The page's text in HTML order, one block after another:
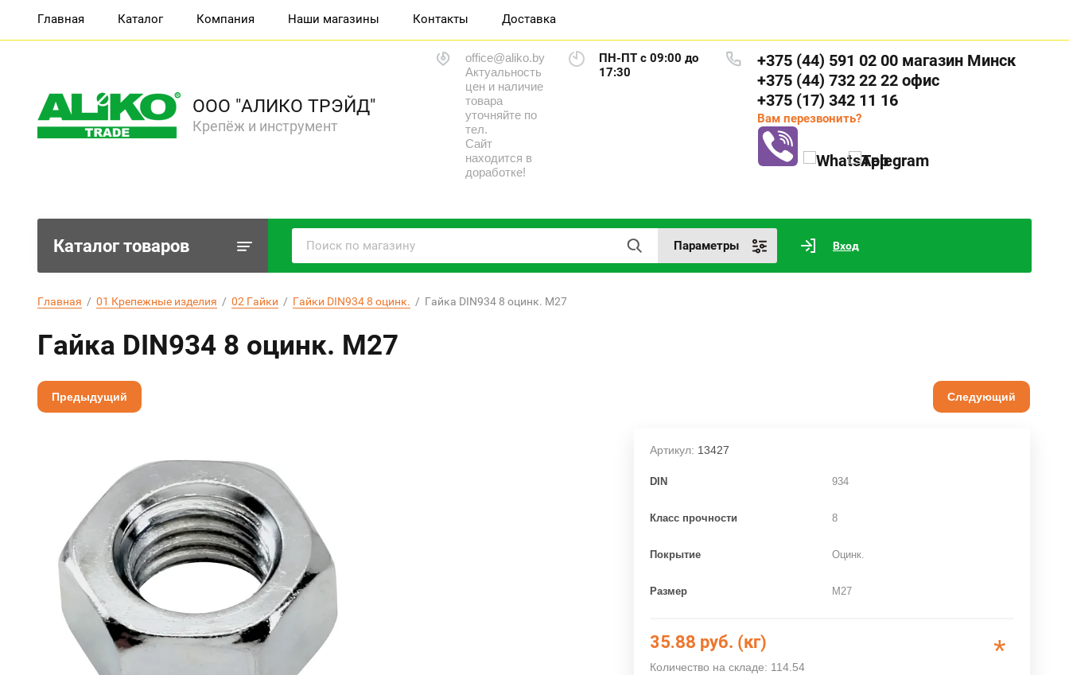
Главная Каталог Компания Наши магазины Контакты Доставка
ООО "АЛИКО ТРЭЙД"
Крепёж и инструмент
office@aliko.by
Актуальность
цен и наличие
товара
уточняйте по
тел.
Сайт
находится в
доработке!
ПН-ПТ с 09:00 до
17:30
+375 (44) 591 02 00 магазин Минск
+375 (44) 732 22 22 офис
+375 (17) 342 11 16
Вам перезвонить?
Каталог товаров Параметры Вход
Главная
  /
01 Крепежные изделия
  /
02 Гайки
  /
Гайки DIN934 8 оцинк.
  /  Гайка DIN934 8 оцинк. М27
Гайка DIN934 8 оцинк. М27
Предыдущий Следующий
Артикул: 13427
DIN 934
Класс прочности 8
Покрытие Оцинк.
Размер M27
35.88 руб. (кг)
Количество на складе: 114.54 *